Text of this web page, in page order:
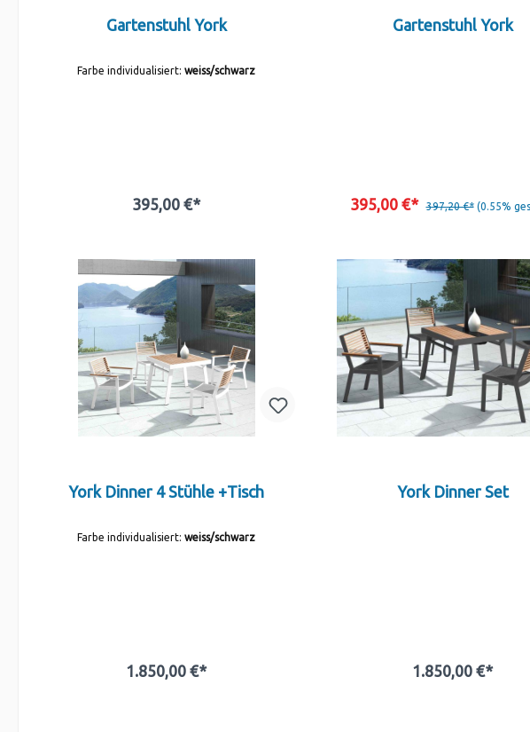
Gartenstuhl York
Farbe individualisiert: weiss/schwarz
395,00 €*
Gartenstuhl York
395,00 €* 397,20 €* (0.55%
York Dinner 4 Stühle +Tisch
Farbe individualisiert: weiss/schwarz
1.850,00 €*
York Dinner Set
1.850,00 €*